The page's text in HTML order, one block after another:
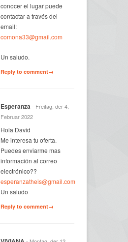
conocer el lugar puede
contactar a través del
email:
comona33@gmail.com
Un saludo.
Reply to comment→
Esperanza- Freitag, der 4.
Februar 2022
Hola David
Me interesa tu oferta.
Puedes enviarme mas
información al correo
electrónico??
esperanzatheis@gmail.com
Un saludo
Reply to comment→